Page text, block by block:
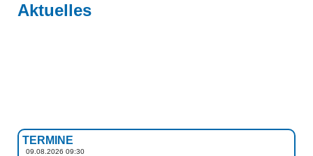
Aktuelles
TERMINE
09.08.2026 09:30